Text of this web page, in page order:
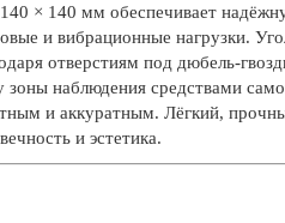
× 140 мм обеспечивает
и вибрационные нагрузки.
отверстиям под дюбель-
наблюдения средствами
и аккуратным. Лёгкий,
и эстетика.